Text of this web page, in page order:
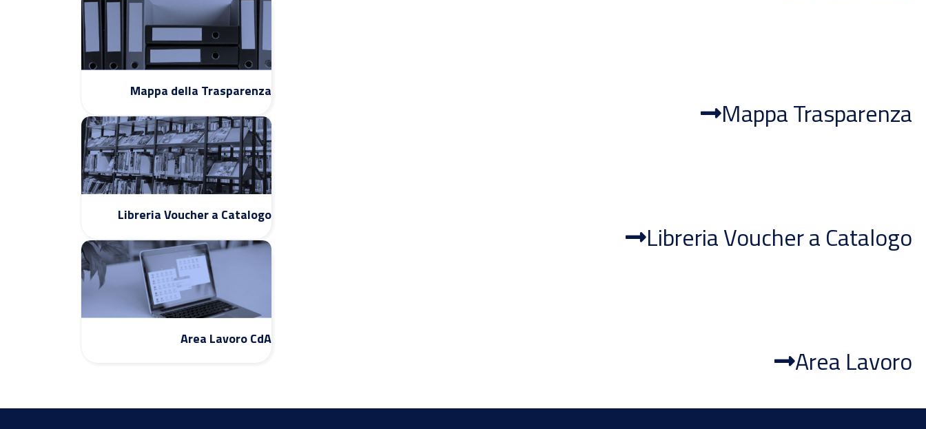
Mappa della Trasparenza
Mappa Trasparenza
Libreria Voucher a Catalogo
Libreria Voucher a Catalogo
Area Lavoro CdA
Area Lavoro